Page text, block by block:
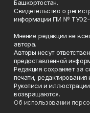
Башкортостан.
Свидетельство о
информации ПИ № ТУ02-
Мнение редакции не
автора.
Авторы несут
предоставленной
Редакция сохраняет за
печати, редактирования
Рукописи и
возвращаются.
Об использовании